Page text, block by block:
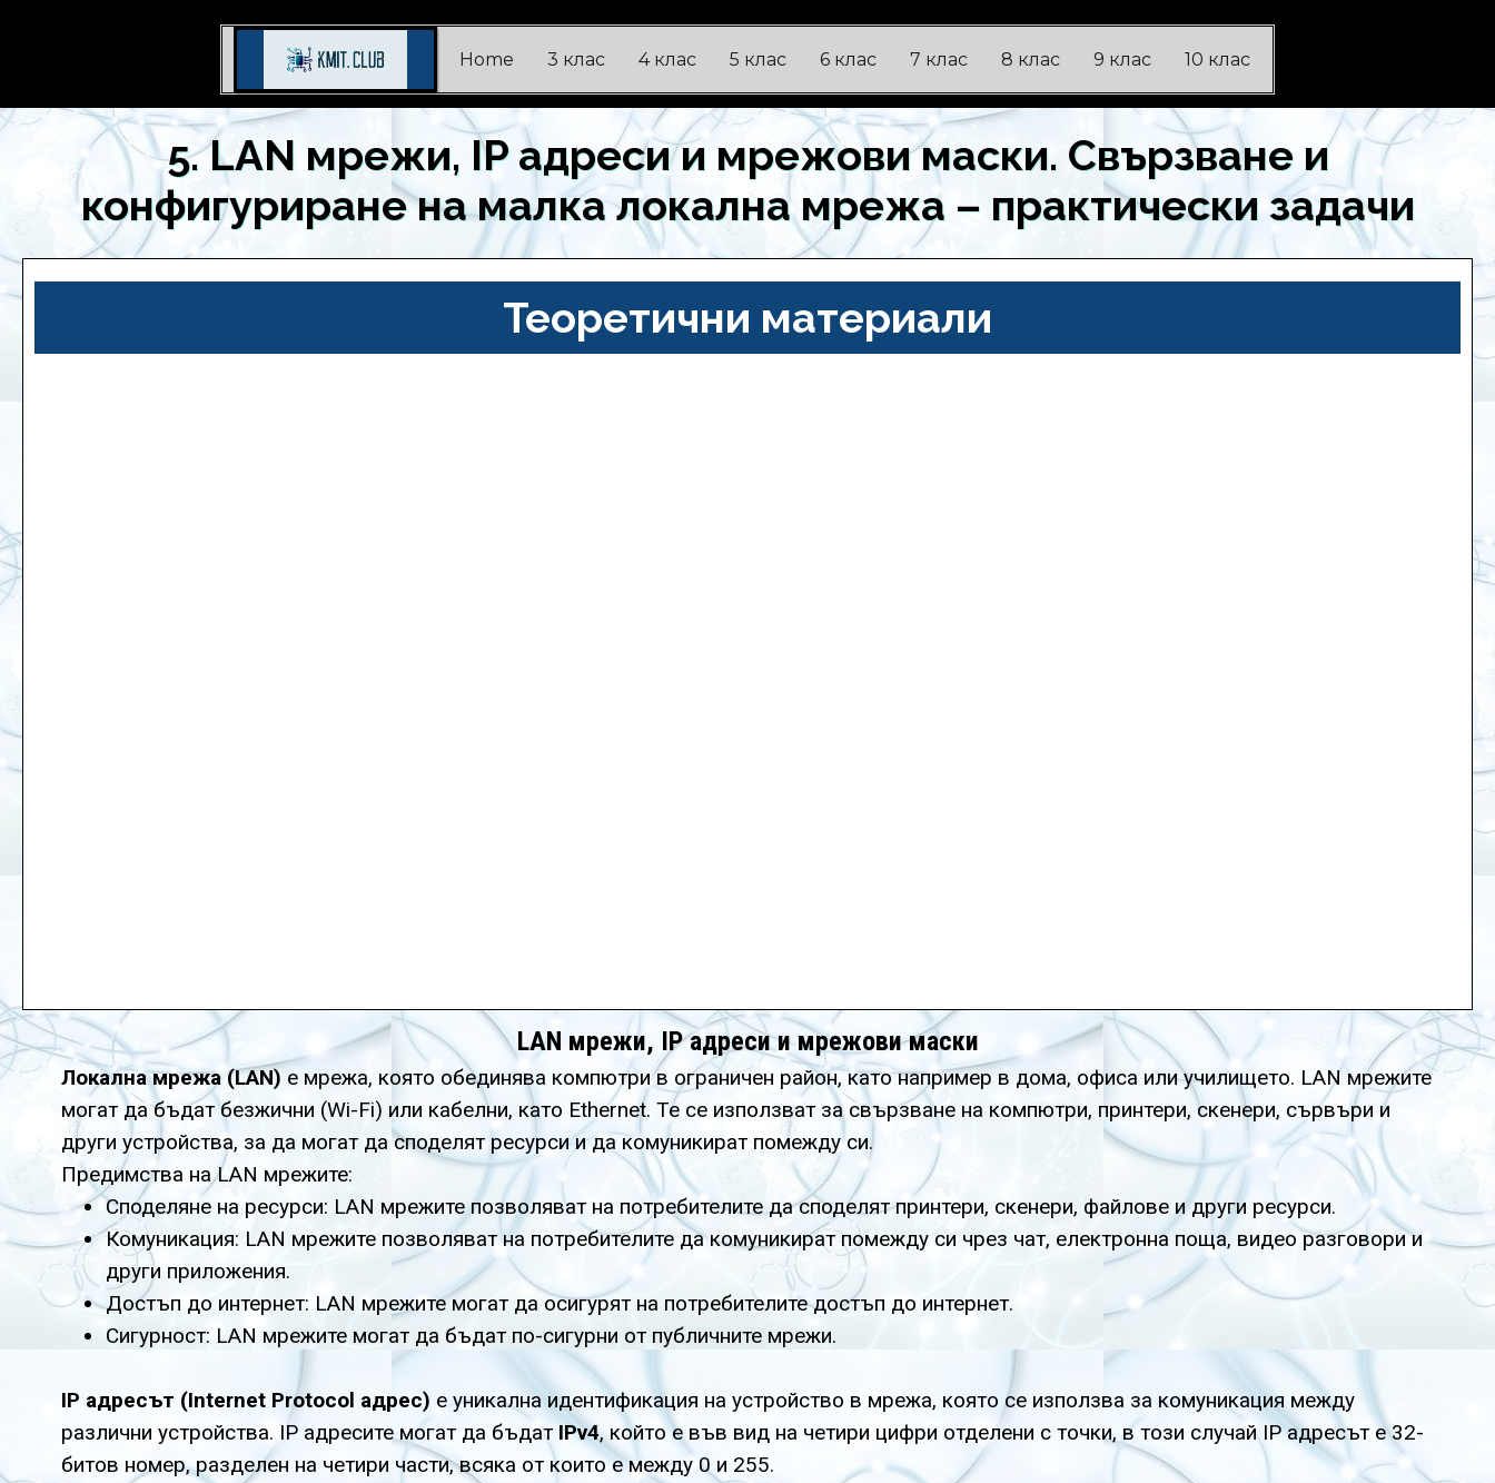
Home 3 клас 4 клас 5 клас 6 клас 7 клас 8 клас 9 клас 10 клас
5. LAN мрежи, IP адреси и мрежови маски. Свързване и
конфигуриране на малка локална мрежа – практически задачи
Теоретични материали
LAN мрежи, IP адреси и мрежови маски
Локална мрежа (LAN) е мрежа, която обединява компютри в ограничен район, като например в дома, офиса или училището. LAN мрежите
могат да бъдат безжични (Wi-Fi) или кабелни, като Ethernet. Те се използват за свързване на компютри, принтери, скенери, сървъри и
други устройства, за да могат да споделят ресурси и да комуникират помежду си.
Предимства на LAN мрежите:
Споделяне на ресурси: LAN мрежите позволяват на потребителите да споделят принтери, скенери, файлове и други ресурси.
Комуникация: LAN мрежите позволяват на потребителите да комуникират помежду си чрез чат, електронна поща, видео разговори и
други приложения.
Достъп до интернет: LAN мрежите могат да осигурят на потребителите достъп до интернет.
Сигурност: LAN мрежите могат да бъдат по-сигурни от публичните мрежи.
IP адресът (Internet Protocol адрес) е уникална идентификация на устройство в мрежа, която се използва за комуникация между
различни устройства. IP адресите могат да бъдат IPv4, който е във вид на четири цифри отделени с точки, в този случай IP адресът е 32-
битов номер, разделен на четири части, всяка от които е между 0 и 255.